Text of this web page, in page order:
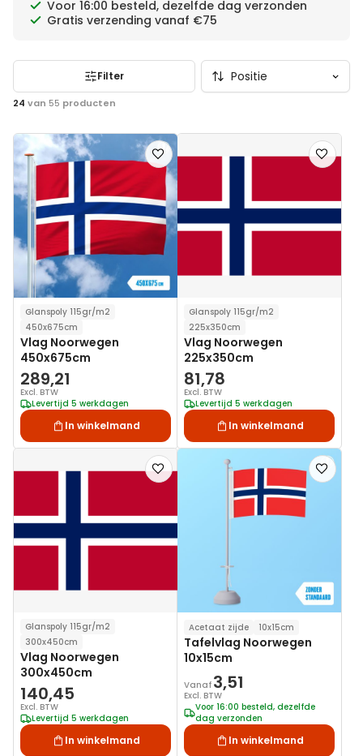
Voor 16:00 besteld, dezelfde dag verzonden
Gratis verzending vanaf €75
24 van 55 producten
Filter
Voeg
toe
aan
verlanglijst
Glanspoly 115gr/m2
450x675cm
Vlag Noorwegen
450x675cm
289,21
Excl. BTW
Levertijd 5 werkdagen
In winkelmand
Voeg
toe
Glanspoly 115gr/m2
225x350cm
Vlag Noorwegen
225x350cm
81,78
Excl. BTW
Levertijd 5 werkdagen
In winkelmand
Voeg
toe
verlanglijst
Glanspoly 115gr/m2
300x450cm
Vlag Noorwegen
300x450cm
140,45
Excl. BTW
Levertijd 5 werkdagen
In winkelmand
Voeg
toe
Acetaat zijde 10x15cm
Tafelvlag Noorwegen
10x15cm
Vanaf 3,51
Excl. BTW
Voor 16:00 besteld, dezelfde
dag verzonden
In winkelmand